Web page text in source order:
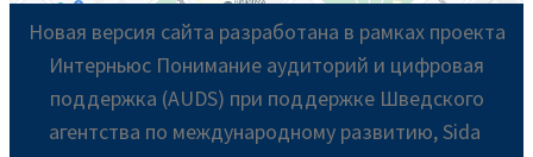
Новая версия сайта разработана в рамках проекта
Интерньюс Понимание аудиторий и цифровая
поддержка (AUDS) при поддержке Шведского
агентства по международному развитию, Sida